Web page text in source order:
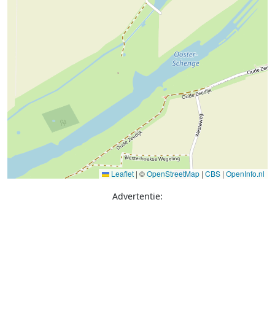
Leaflet | ©OpenStreetMap | CBS | OpenInfo.nl
Advertentie: